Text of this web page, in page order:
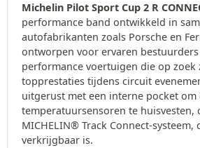
Michelin Pilot Sport Cup 2 R
performance band ontwikkeld in
autofabrikanten zoals Porsche en
ontworpen voor ervaren
performance voertuigen die op zoek
topprestaties tijdens circuit
uitgerust met een interne pocket om
temperatuursensoren te huisvesten,
MICHELIN® Track Connect-
verkrijgbaar is.